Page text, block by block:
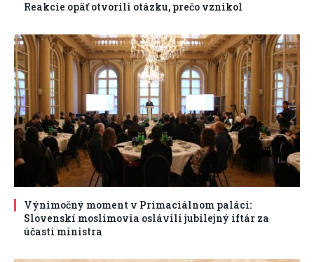
Reakcie opäť otvorili otázku, prečo vznikol
Výnimočný moment v Primaciálnom paláci:
Slovenskí moslimovia oslávili jubilejný iftár za
účasti ministra